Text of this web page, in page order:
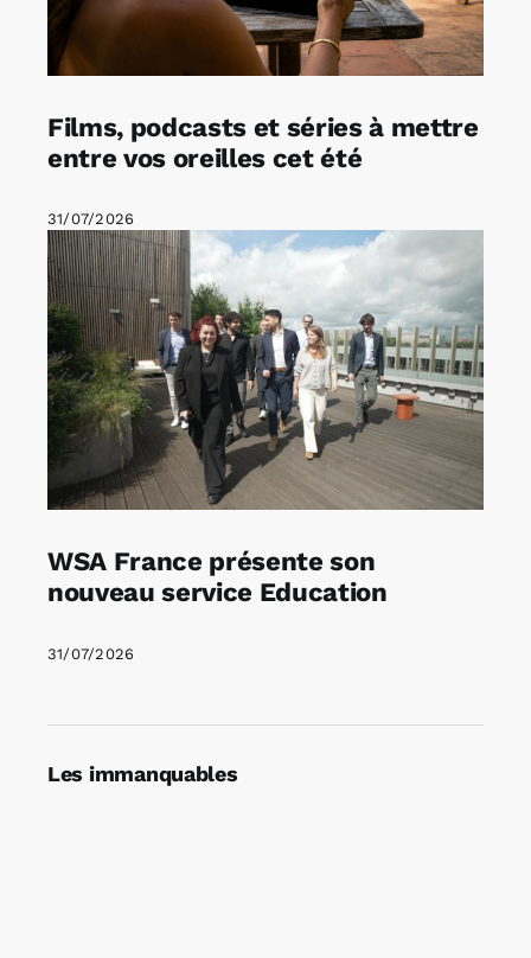
Films, podcasts et séries à mettre
entre vos oreilles cet été
31/07/2026
WSA France présente son
nouveau service Education
31/07/2026
Les immanquables